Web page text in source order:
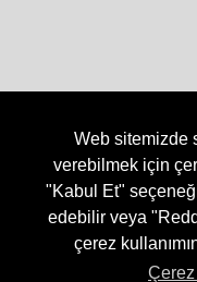
Web sitemizde
verebilmek için
"Kabul Et"
edebilir veya
çerez
Çerez